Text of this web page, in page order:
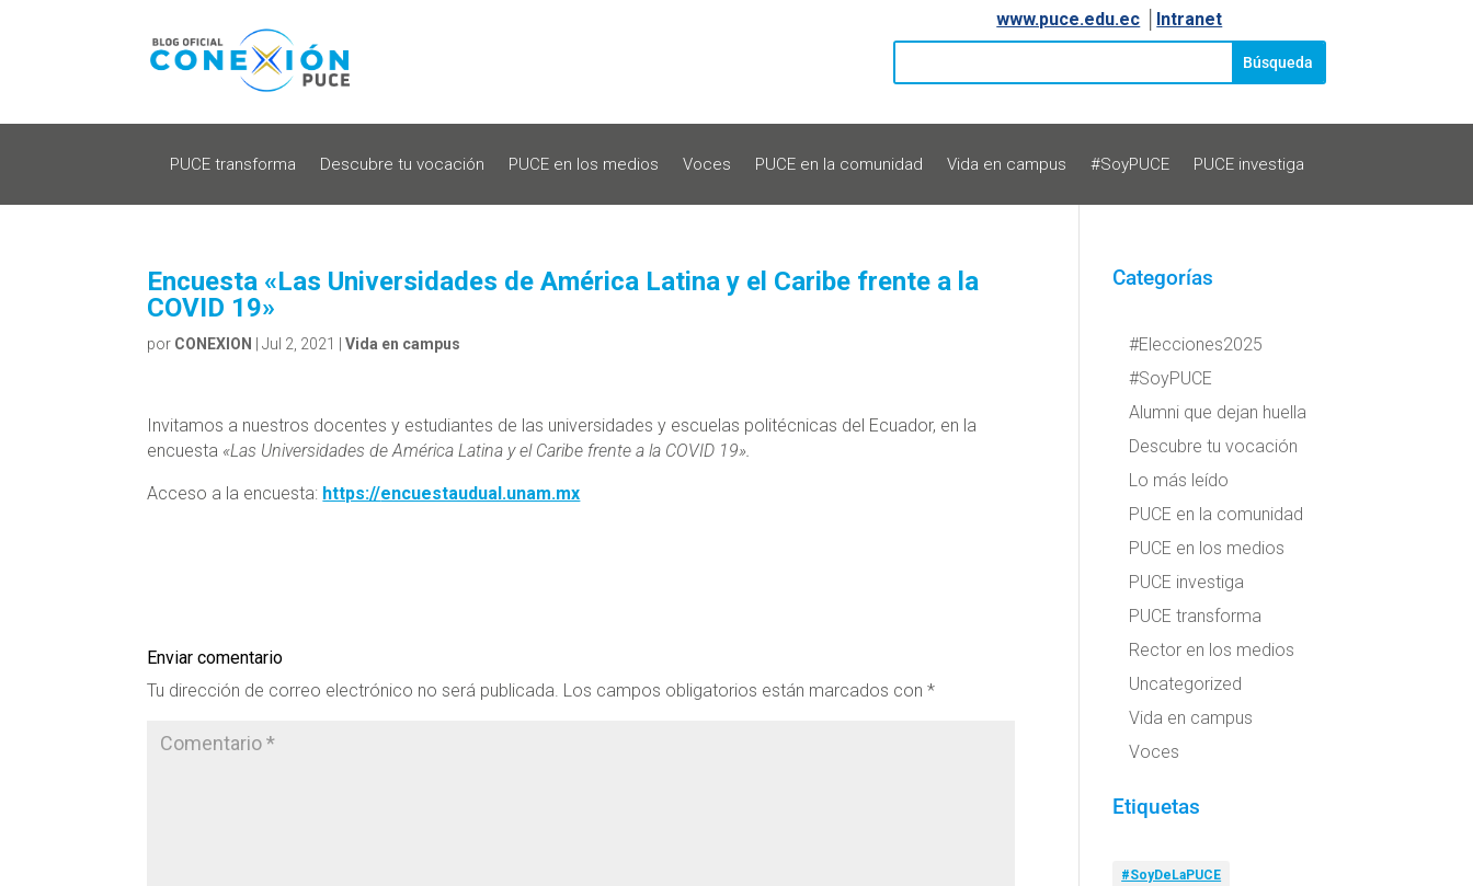
www.puce.edu.ec Intranet
PUCE transforma Descubre tu vocación PUCE en los medios Voces PUCE en la comunidad Vida en campus #SoyPUCE PUCE investiga
Encuesta «Las Universidades de América Latina y el Caribe frente a la
COVID 19»
por CONEXION |Jul 2, 2021 |Vida en campus
Invitamos a nuestros docentes y estudiantes de las universidades y escuelas politécnicas del Ecuador, en la
encuesta «Las Universidades de América Latina y el Caribe frente a la COVID 19».
Acceso a la encuesta: https://encuestaudual.unam.mx
Enviar comentario
Tu dirección de correo electrónico no será publicada. Los campos obligatorios están marcados con*
Categorías
#Elecciones2025
#SoyPUCE
Alumni que dejan huella
Descubre tu vocación
Lo más leído
PUCE en la comunidad
PUCE en los medios
PUCE investiga
PUCE transforma
Rector en los medios
Uncategorized
Vida en campus
Voces
Etiquetas
#SoyDeLaPUCE